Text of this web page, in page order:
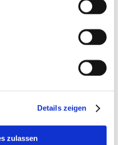
Details zeigen
zulassen
Ruderern den
auf die Darmgesundheit,